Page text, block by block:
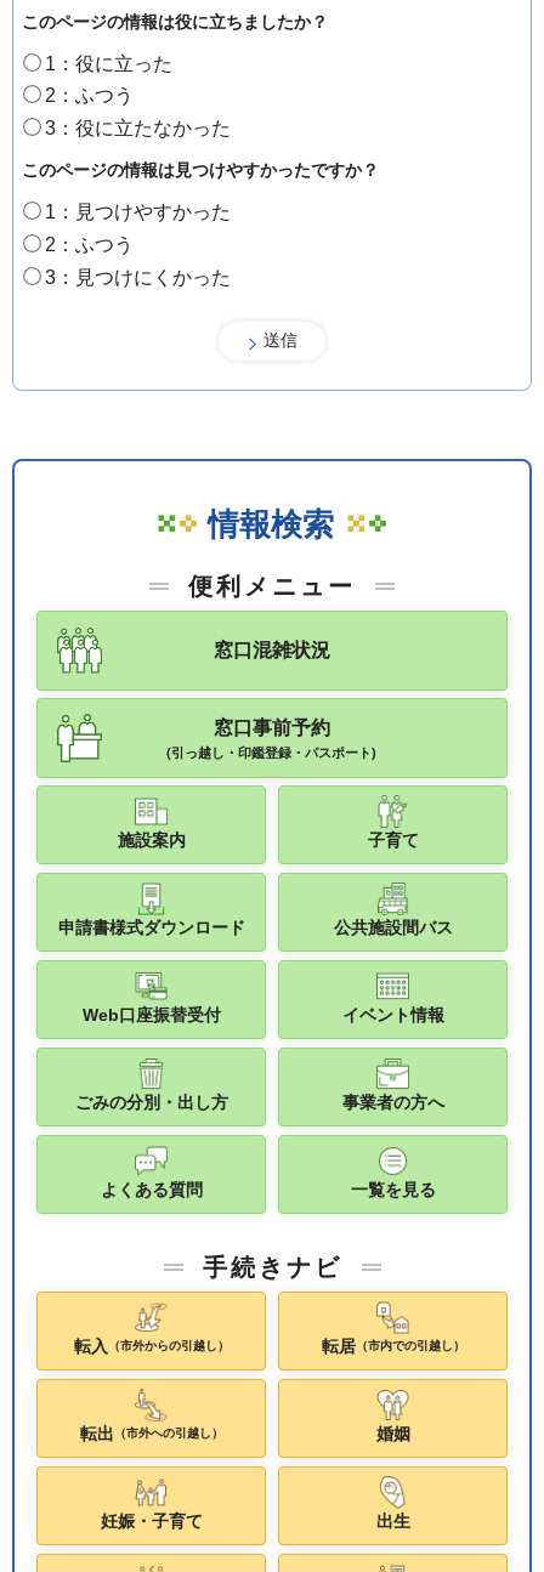
このページの情報は役に立ちましたか？
1：役に立った
2：ふつう
3：役に立たなかった
このページの情報は見つけやすかったですか？
1：見つけやすかった
2：ふつう
3：見つけにくかった
情報検索
便利メニュー
窓口混雑状況
窓口事前予約
(引っ越し・印鑑登録・パスポート)
施設案内 子育て
申請書様式ダウンロード 公共施設間バス
Web口座振替受付 イベント情報
ごみの分別・出し方 事業者の方へ
よくある質問 一覧を見る
手続きナビ
転入 （市外からの引越し） 転居（市内での引越し）
転出 （市外への引越し） 婚姻
妊娠・子育て 出生